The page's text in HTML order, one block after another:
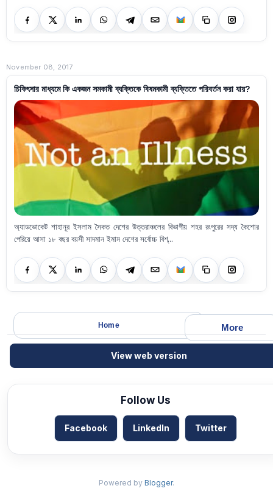
November 08, 2017
চিকিৎসার মাধ্যমে কি একজন সমকামী ব্যক্তিকে বিষমকামী ব্যক্তিতে পরিবর্তন করা যায়?
অ্যাডভোকেট শাহানূর ইসলাম সৈকত দেশের উত্তরাঞ্চলের বিভাগীয় শহর রংপুরের সদ্য কৈশোর
পেরিয়ে আসা ১৮ বছর বয়সী সাদমান ইমাম দেশের সর্বোচ্চ বিশ্...
More
Home
View web version
Follow Us
Facebook LinkedIn Twitter
Powered by Blogger.